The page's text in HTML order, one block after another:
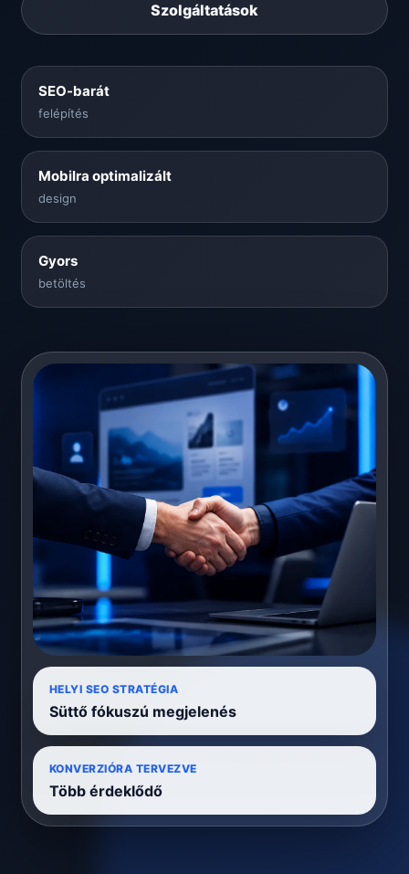
Szolgáltatások
SEO-barát
felépítés
Mobilra optimalizált
design
Gyors
betöltés
HELYI SEO STRATÉGIA
Süttő fókuszú megjelenés
KONVERZIÓRA TERVEZVE
Több érdeklődő